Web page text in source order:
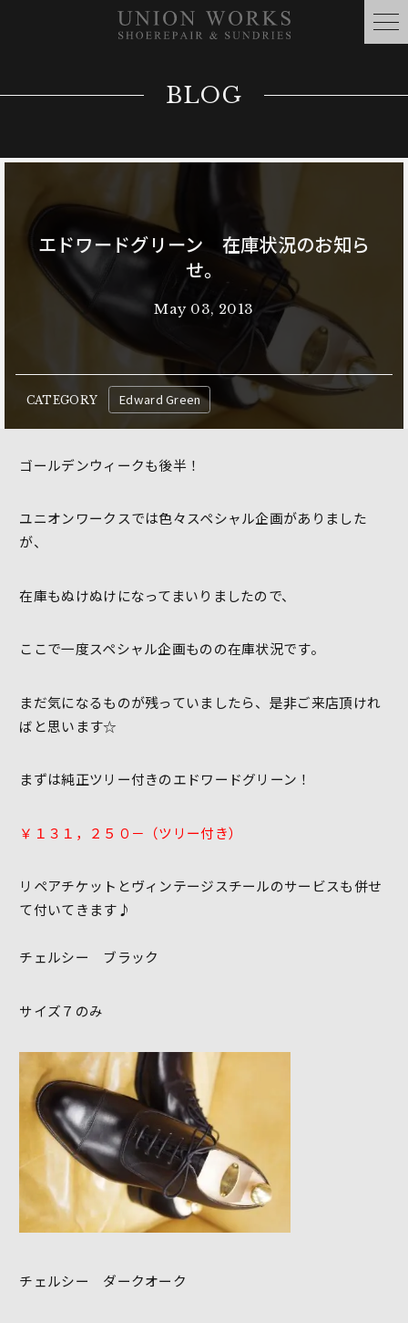
BLOG
エドワードグリーン 在庫状況のお知ら
せ。
May 03, 2013
CATEGORY Edward Green
ゴールデンウィークも後半！
ユニオンワークスでは色々スペシャル企画がありました
が、
在庫もぬけぬけになってまいりましたので、
ここで一度スペシャル企画ものの在庫状況です。
まだ気になるものが残っていましたら、是非ご来店頂けれ
ばと思います☆
まずは純正ツリー付きのエドワードグリーン！
￥１３１，２５０－（ツリー付き）
リペアチケットとヴィンテージスチールのサービスも併せ
て付いてきます♪
チェルシー ブラック
サイズ７のみ
チェルシー ダークオーク